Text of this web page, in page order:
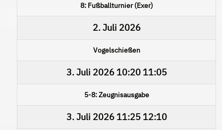
8: Fußballturnier (Exer)
2. Juli 2026
Vogelschießen
3. Juli 202610:20 11:05
5-8: Zeugnisausgabe
3. Juli 202611:25 12:10